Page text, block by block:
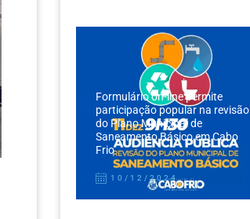
Formulário on-line permite
participação popular na revisão
do Plano Municipal de
Saneamento Básico em Cabo
Frio
10/12/2024